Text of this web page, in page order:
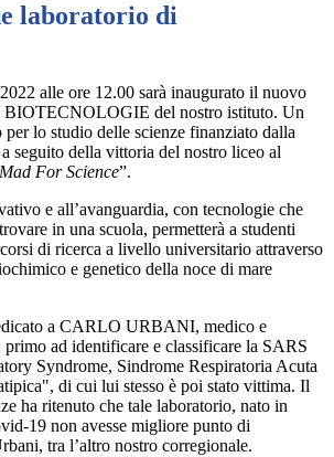
laboratorio di
alle ore 12.00 sarà inaugurato il nuovo
del nostro istituto. Un
lo studio delle scienze finanziato dalla
seguito della vittoria del nostro liceo al
Mad For Science”.
e all’avanguardia, con tecnologie che
in una scuola, permetterà a studenti
di ricerca a livello universitario attraverso
e genetico della noce di mare
a CARLO URBANI, medico e
ad identificare e classificare la SARS
Syndrome, Sindrome Respiratoria Acuta
di cui lui stesso è poi stato vittima. Il
ha ritenuto che tale laboratorio, nato in
19 non avesse migliore punto di
tra l’altro nostro corregionale.